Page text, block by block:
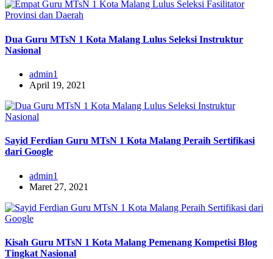
Dua Guru MTsN 1 Kota Malang Lulus Seleksi Instruktur
Nasional
admin1
April 19, 2021
Sayid Ferdian Guru MTsN 1 Kota Malang Peraih Sertifikasi
dari Google
admin1
Maret 27, 2021
Kisah Guru MTsN 1 Kota Malang Pemenang Kompetisi Blog
Tingkat Nasional